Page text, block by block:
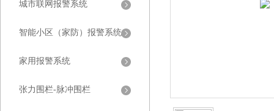
城市联网报警系统
智能小区（家防）报警系统
家用报警系统
张力围栏-脉冲围栏